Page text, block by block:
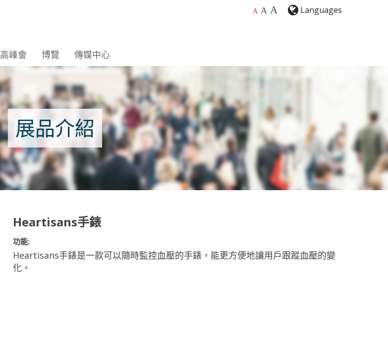
A A A Languages
高峰會 博覽 傳媒中心
展品介紹
Heartisans手錶
功能:
Heartisans手錶是一款可以隨時監控血壓的手錶，能更方便地讓用戶跟蹤血壓的變
化。